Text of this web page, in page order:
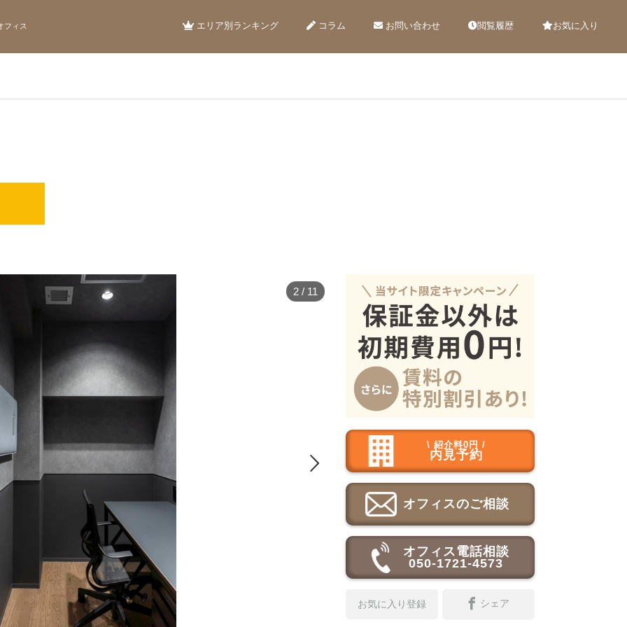
フィス エリア別ランキング コラム お問い合わせ 閲覧履歴 お気に入り

2 / 11
\ 紹介料0円 /
内見予約
オフィスのご相談
オフィス電話相談
050-1721-4573
お気に入り登録 シェア